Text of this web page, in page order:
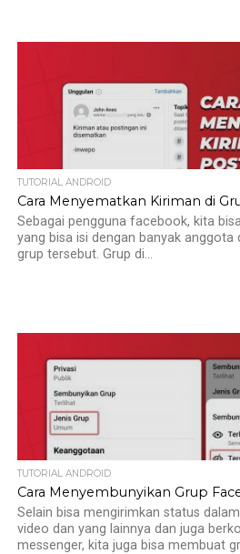
TUTORIAL ANDROID
Cara Menyematkan Kiriman di
Sebagai pengguna facebook, kita
yang bisa isi dengan banyak anggota
grup tersebut. Grup di...
TUTORIAL ANDROID
Cara Menyembunyikan Grup
Selain bisa mengirimkan status
video dan yang lainnya dan juga
messenger, kita juga bisa membuat